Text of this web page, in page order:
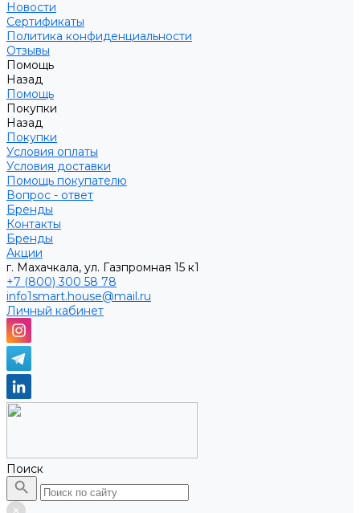
Новости
Сертификаты
Политика конфиденциальности
Отзывы
Помощь
Назад
Помощь
Покупки
Назад
Покупки
Условия оплаты
Условия доставки
Помощь покупателю
Вопрос - ответ
Бренды
Контакты
Бренды
Акции
г. Махачкала, ул. Газпромная 15 к1
+7 (800) 300 58 78
info1smart.house@mail.ru
Личный кабинет
Поиск